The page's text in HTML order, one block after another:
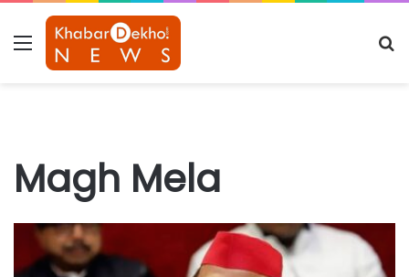
Menu
Magh Mela